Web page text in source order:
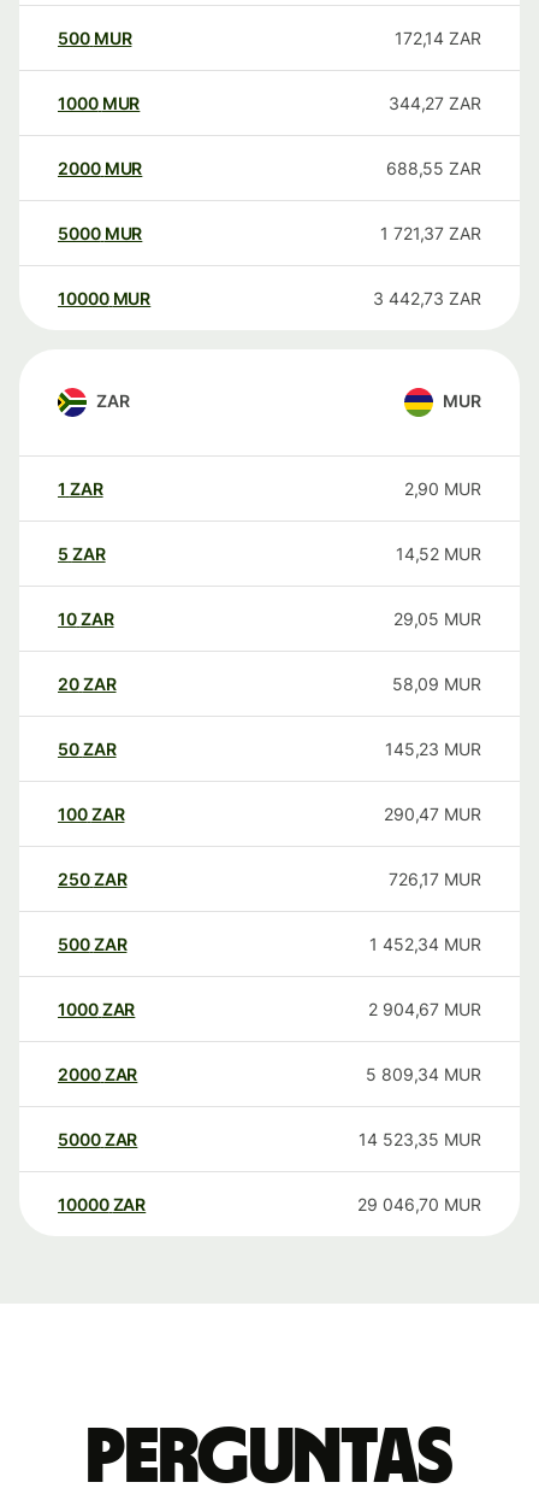
500 MUR 172,14 ZAR
1000 MUR 344,27 ZAR
2000 MUR 688,55 ZAR
5000 MUR 1 721,37 ZAR
10000 MUR 3 442,73 ZAR
ZAR MUR
1 ZAR 2,90 MUR
5 ZAR 14,52 MUR
10ZAR 29,05 MUR
20ZAR 58,09 MUR
50ZAR 145,23 MUR
100ZAR 290,47 MUR
250ZAR 726,17 MUR
500ZAR 1 452,34 MUR
1000ZAR 2 904,67 MUR
2000ZAR 5 809,34 MUR
5000ZAR 14 523,35 MUR
10000 ZAR 29 046,70 MUR
Perguntas